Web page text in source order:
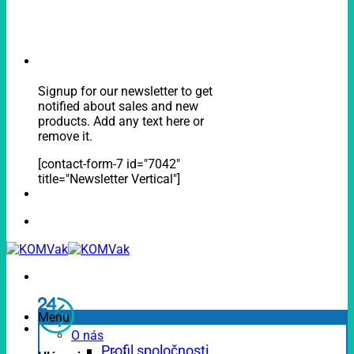
Signup for our newsletter to get
notified about sales and new
products. Add any text here or
remove it.
[contact-form-7 id="7042"
title="Newsletter Vertical"]
Menu
O nás
Profil spoločnosti